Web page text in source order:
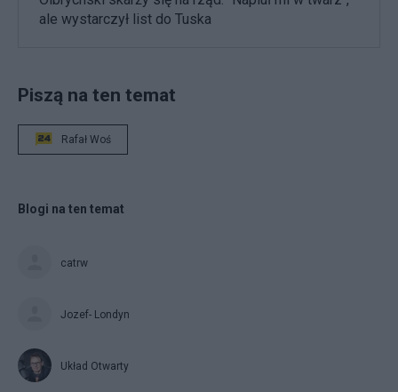
ale wystarczył list do Tuska
Piszą na ten temat
Rafał Woś
Blogi na ten temat
catrw
Jozef- Londyn
Układ Otwarty